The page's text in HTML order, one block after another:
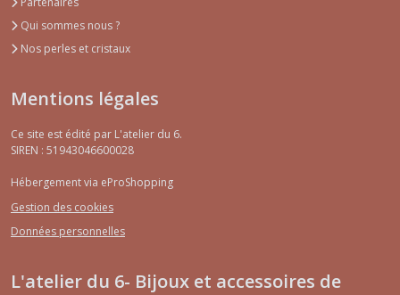
Qui sommes nous ?
Nos perles et cristaux
Mentions légales
Ce site est édité par L'atelier du 6.
SIREN : 51943046600028
Hébergement via eProShopping
Gestion des cookies
Données personnelles
L'atelier du 6- Bijoux et accessoires de